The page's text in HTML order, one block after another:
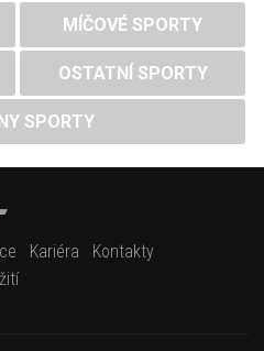
MÍČOVÉ SPORTY
OSTATNÍ SPORTY
SPORTY
Kariéra
Kontakty